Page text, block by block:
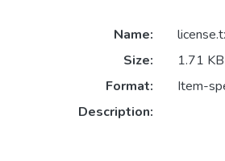
Name:
Size:
1.71 KB
Format:
Item-
Description: